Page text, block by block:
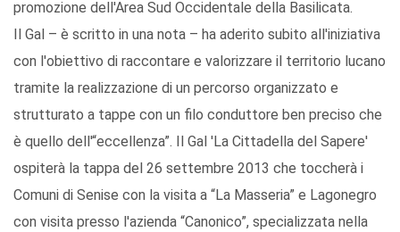
promozione dell'Area Sud Occidentale della Basilicata.
Il Gal – è scritto in una nota – ha aderito subito all'iniziativa
con l'obiettivo di raccontare e valorizzare il territorio lucano
tramite la realizzazione di un percorso organizzato e
strutturato a tappe con un filo conduttore ben preciso che
è quello dell'“eccellenza”. Il Gal 'La Cittadella del Sapere'
ospiterà la tappa del 26 settembre 2013 che toccherà i
Comuni di Senise con la visita a “La Masseria” e Lagonegro
con visita presso l'azienda “Canonico”, specializzata nella